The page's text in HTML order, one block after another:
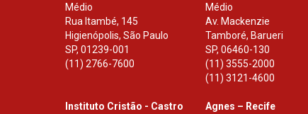
Médio
Rua Itambé, 145
Higienópolis, São Paulo
SP, 01239-001
(11) 2766-7600
Médio
Av. Mackenzie
Tamboré, Barueri
SP,06460-130
(11) 3555-2000
(11) 3121-4600
Instituto Cristão - Castro
Agnes – Recife